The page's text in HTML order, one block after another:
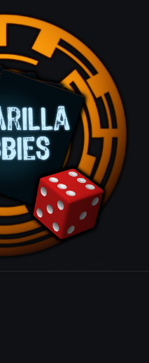
stock de ubicaciones
ESTE PRODUCTO